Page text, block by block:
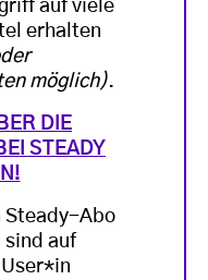
auf viele
erhalten
möglich).
DIE
STEADY
Steady-Abo
sind auf